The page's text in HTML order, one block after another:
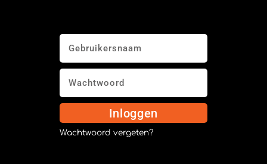
Inloggen
Wachtwoord vergeten?